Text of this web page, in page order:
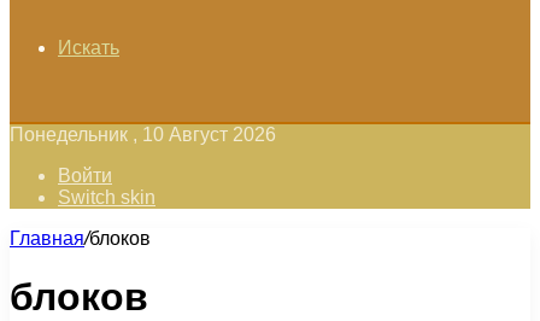
Искать
Понедельник , 10 Август 2026
Войти
Switch skin
Главная/блоков
блоков